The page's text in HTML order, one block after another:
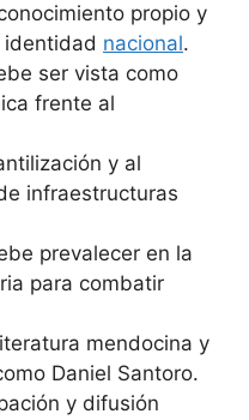
propio y
identidad nacional.
ser vista como
frente al
y al
infraestructuras
prevalecer en la
para combatir
mendocina y
Daniel Santoro.
y difusión